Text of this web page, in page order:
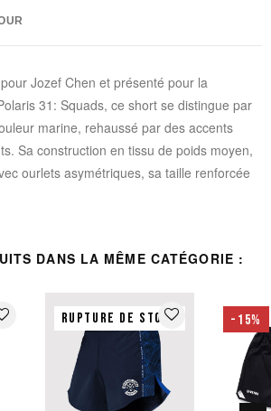
Jozef Chen et présenté pour la
31: Squads, ce short se distingue par
marine, rehaussé par des accents
Sa construction en tissu de poids moyen,
ourlets asymétriques, sa taille renforcée
de serrage interne, ainsi que sa
sublimés
cordon de serrage interne
renforcé
du genou
DANS LA MÊME CATÉGORIE :
RUPTURE DE STOCK
favorite_border -15%